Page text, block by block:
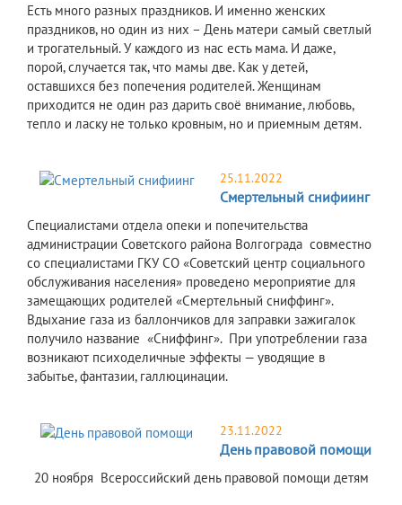
​Есть много разных праздников. И именно женских
праздников, но один из них – День матери самый светлый
и трогательный. У каждого из нас есть мама. И даже,
порой, случается так, что мамы две. Как у детей,
оставшихся без попечения родителей. Женщинам
приходится не один раз дарить своё внимание, любовь,
тепло и ласку не только кровным, но и приемным детям.
25.11.2022
Смертельный снифиинг
Специалистами отдела опеки и попечительства
администрации Советского района Волгограда совместно
со специалистами ГКУ СО «Советский центр социального
обслуживания населения» проведено мероприятие для
замещающих родителей «Смертельный сниффинг».
Вдыхание газа из баллончиков для заправки зажигалок
получило название «Сниффинг». При употреблении газа
возникают психоделичные эффекты — уводящие в
забытье, фантазии, галлюцинации.
23.11.2022
День правовой помощи
20 ноября Всероссийский день правовой помощи детям